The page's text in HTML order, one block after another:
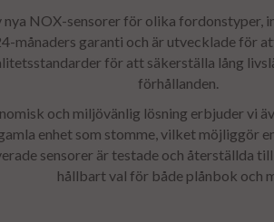
NOX-sensorer för olika fordonstyper,
månaders garanti och är utvecklade för
för att säkerställa lång
förhållanden.
och miljövänlig lösning erbjuder vi
enhet som stomme, vilket möjliggör
sensorer är testade och återställda
hållbart val för både plånbok och